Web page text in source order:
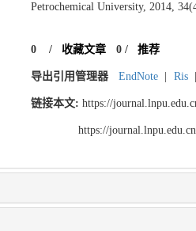
Petrochemical University, 2014,
0 / 收藏文章 0/ 推荐
导出引用管理器 EndNote Ris
链接本文: https://
https://